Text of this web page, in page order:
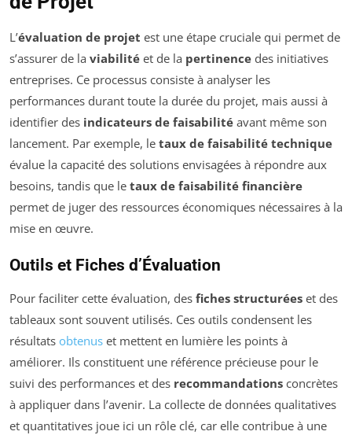
L’évaluation de projet est une étape cruciale qui permet de
s’assurer de la viabilité et de la pertinence des initiatives
entreprises. Ce processus consiste à analyser les
performances durant toute la durée du projet, mais aussi à
identifier des indicateurs de faisabilité avant même son
lancement. Par exemple, le taux de faisabilité technique
évalue la capacité des solutions envisagées à répondre aux
besoins, tandis que le taux de faisabilité financière
permet de juger des ressources économiques nécessaires à la
mise en œuvre.
Outils et Fiches d’Évaluation
Pour faciliter cette évaluation, des fiches structurées et des
tableaux sont souvent utilisés. Ces outils condensent les
résultats obtenus et mettent en lumière les points à
améliorer. Ils constituent une référence précieuse pour le
suivi des performances et des recommandations concrètes
à appliquer dans l’avenir. La collecte de données qualitatives
et quantitatives joue ici un rôle clé, car elle contribue à une